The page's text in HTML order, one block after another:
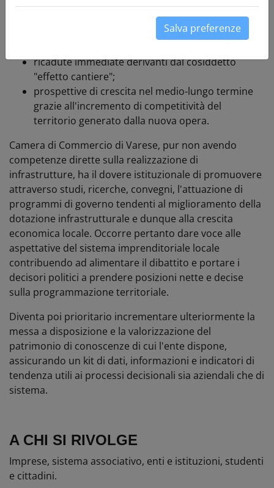
Lo sviluppo delle infrastrutture rappresenta,
soprattutto nei momenti di recessione, un elemento di
rilancio dell'economia da un duplice punto di vista:
ricadute immediate derivanti dal cosiddetto
"effetto cantiere";
prospettive di crescita nel medio-lungo termine
grazie all'incremento di competitività del
territorio generato dalla nuova opera.
Camera di Commercio di Varese, pur non avendo
competenze dirette sulla realizzazione di
infrastrutture, ha il dovere istituzionale di promuovere
attraverso studi, ricerche, convegni, l'attuazione di
programmi di governo tendenti al miglioramento della
dotazione infrastrutturale e dunque alla crescita
economica locale. Occorre pertanto dare voce alle
aspettative del sistema imprenditoriale locale
contribuendo ad alimentare il dibattito e portare i
decisori politici a prendere posizioni nette e decise
sulla programmazione territoriale.
Diventa poi prioritario incrementare ulteriormente la
messa a disposizione e la valorizzazione del
patrimonio di conoscenze di cui l'ente dispone,
assicurando un kit di dati, informazioni e indicatori di
tendenza utili ai processi decisionali sia aziendali che di
sistema.
A CHI SI RIVOLGE
Imprese, sistema associativo, enti e istituzioni, studenti
e cittadini.
Salva preferenze